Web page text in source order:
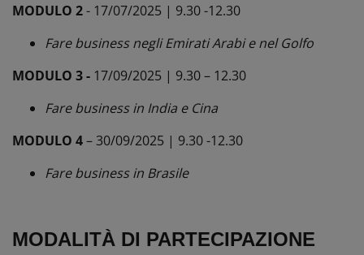
MODULO 2- 17/07/2025 | 9.30 -12.30
Fare business negli Emirati Arabi e nel Golfo
MODULO 3 - 17/09/2025 | 9.30 – 12.30
Fare business in India e Cina
MODULO 4– 30/09/2025 | 9.30 -12.30
Fare business in Brasile
MODALITÀ DI PARTECIPAZIONE